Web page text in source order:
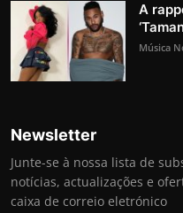
A
Música
Newsletter
Junte-se à nossa lista de
notícias, actualizações e
caixa de correio eletrónico